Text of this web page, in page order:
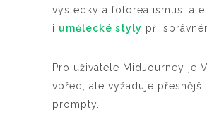
výsledky a fotorealismus, ale
i umělecké styly při
Pro uživatele MidJourney je
vpřed, ale vyžaduje přesnější
prompty.